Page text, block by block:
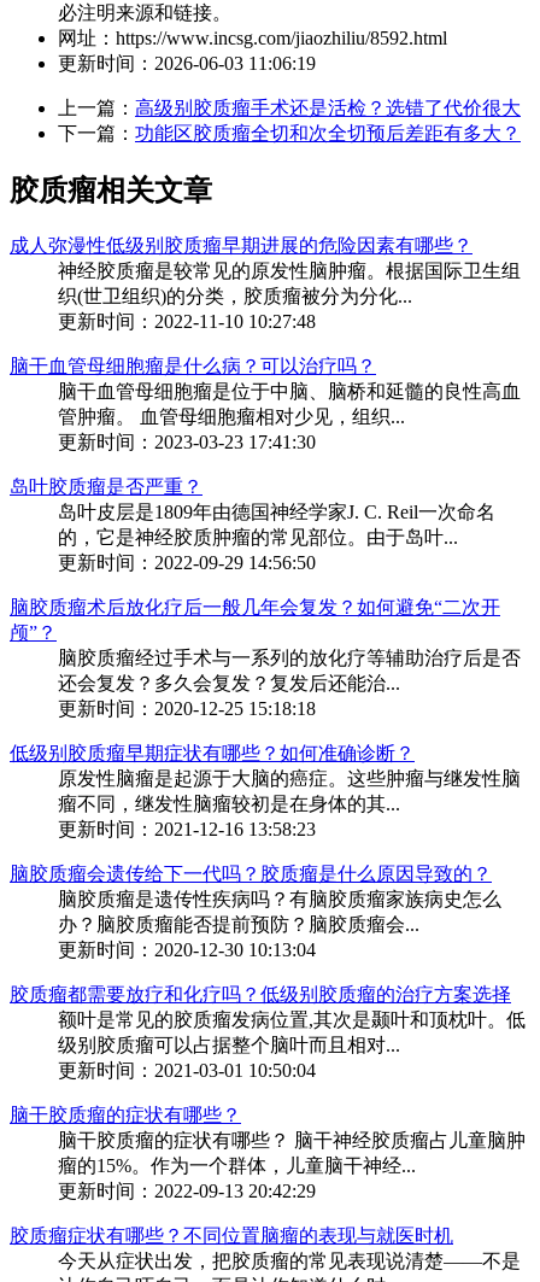
必注明来源和链接。
网址： https://www.incsg.com/jiaozhiliu/8592.html
更新时间： 2026-06-03 11:06:19
上一篇： 高级别胶质瘤手术还是活检？选错了代价很大
下一篇： 功能区胶质瘤全切和次全切预后差距有多大？
胶质瘤相关文章
成人弥漫性低级别胶质瘤早期进展的危险因素有哪些？
神经胶质瘤是较常见的原发性脑肿瘤。根据国际卫生组
织(世卫组织)的分类，胶质瘤被分为分化...
更新时间：2022-11-10 10:27:48
脑干血管母细胞瘤是什么病？可以治疗吗？
脑干血管母细胞瘤是位于中脑、脑桥和延髓的良性高血
管肿瘤。 血管母细胞瘤相对少见，组织...
更新时间：2023-03-23 17:41:30
岛叶胶质瘤是否严重？
岛叶皮层是1809年由德国神经学家J. C. Reil一次命名
的，它是神经胶质肿瘤的常见部位。由于岛叶...
更新时间：2022-09-29 14:56:50
脑胶质瘤术后放化疗后一般几年会复发？如何避免“二次开
颅”？
脑胶质瘤经过手术与一系列的放化疗等辅助治疗后是否
还会复发？多久会复发？复发后还能治...
更新时间：2020-12-25 15:18:18
低级别胶质瘤早期症状有哪些？如何准确诊断？
原发性脑瘤是起源于大脑的癌症。这些肿瘤与继发性脑
瘤不同，继发性脑瘤较初是在身体的其...
更新时间：2021-12-16 13:58:23
脑胶质瘤会遗传给下一代吗？胶质瘤是什么原因导致的？
脑胶质瘤是遗传性疾病吗？有脑胶质瘤家族病史怎么
办？脑胶质瘤能否提前预防？脑胶质瘤会...
更新时间：2020-12-30 10:13:04
胶质瘤都需要放疗和化疗吗？低级别胶质瘤的治疗方案选择
额叶是常见的胶质瘤发病位置,其次是颞叶和顶枕叶。低
级别胶质瘤可以占据整个脑叶而且相对...
更新时间：2021-03-01 10:50:04
脑干胶质瘤的症状有哪些？
脑干胶质瘤的症状有哪些？ 脑干神经胶质瘤占儿童脑肿
瘤的15%。作为一个群体，儿童脑干神经...
更新时间：2022-09-13 20:42:29
胶质瘤症状有哪些？不同位置脑瘤的表现与就医时机
今天从症状出发，把胶质瘤的常见表现说清楚——不是